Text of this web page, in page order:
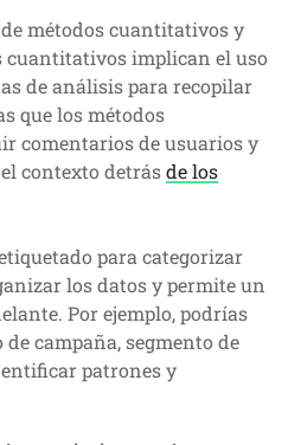
métodos cuantitativos y
cuantitativos implican el uso
de análisis para recopilar
que los métodos
comentarios de usuarios y
contexto detrásde los
para categorizar
los datos y permite un
Por ejemplo, podrías
campaña, segmento de
patrones y